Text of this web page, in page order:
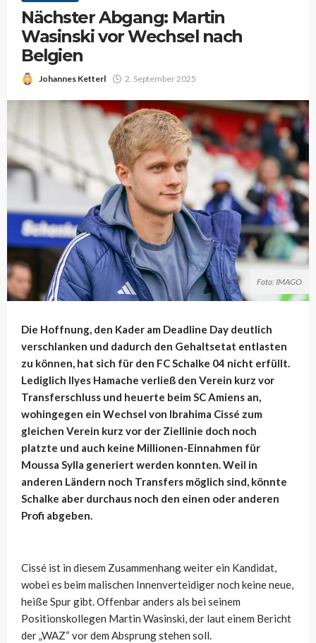
Nächster Abgang: Martin
Wasinski vor Wechsel nach
Belgien
Johannes Ketterl 2. September 2025
Foto: IMAGO
Die Hoffnung, den Kader am Deadline Day deutlich
verschlanken und dadurch den Gehaltsetat entlasten
zu können, hat sich für den FC Schalke 04 nicht erfüllt.
Lediglich Ilyes Hamache verließ den Verein kurz vor
Transferschluss und heuerte beim SC Amiens an,
wohingegen ein Wechsel von Ibrahima Cissé zum
gleichen Verein kurz vor der Ziellinie doch noch
platzte und auch keine Millionen-Einnahmen für
Moussa Sylla generiert werden konnten. Weil in
anderen Ländern noch Transfers möglich sind, könnte
Schalke aber durchaus noch den einen oder anderen
Profi abgeben.
Cissé ist in diesem Zusammenhang weiter ein Kandidat,
wobei es beim malischen Innenverteidiger noch keine neue,
heiße Spur gibt. Offenbar anders als bei seinem
Positionskollegen Martin Wasinski, der laut einem Bericht
der „WAZ“ vor dem Absprung stehen soll.